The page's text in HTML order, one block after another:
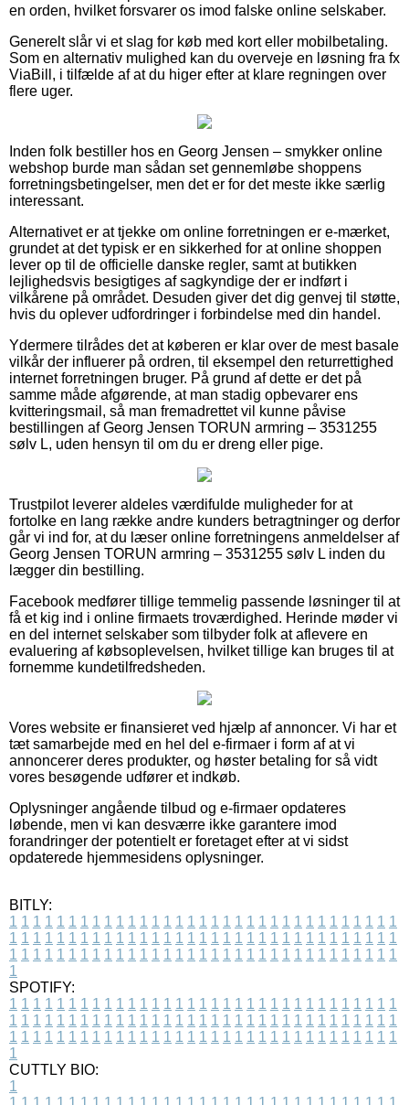
en orden, hvilket forsvarer os imod falske online selskaber.
Generelt slår vi et slag for køb med kort eller mobilbetaling.
Som en alternativ mulighed kan du overveje en løsning fra fx
ViaBill, i tilfælde af at du higer efter at klare regningen over
flere uger.
Inden folk bestiller hos en Georg Jensen – smykker online
webshop burde man sådan set gennemløbe shoppens
forretningsbetingelser, men det er for det meste ikke særlig
interessant.
Alternativet er at tjekke om online forretningen er e-mærket,
grundet at det typisk er en sikkerhed for at online shoppen
lever op til de officielle danske regler, samt at butikken
lejlighedsvis besigtiges af sagkyndige der er indført i
vilkårene på området. Desuden giver det dig genvej til støtte,
hvis du oplever udfordringer i forbindelse med din handel.
Ydermere tilrådes det at køberen er klar over de mest basale
vilkår der influerer på ordren, til eksempel den returrettighed
internet forretningen bruger. På grund af dette er det på
samme måde afgørende, at man stadig opbevarer ens
kvitteringsmail, så man fremadrettet vil kunne påvise
bestillingen af Georg Jensen TORUN armring – 3531255
sølv L, uden hensyn til om du er dreng eller pige.
Trustpilot leverer aldeles værdifulde muligheder for at
fortolke en lang række andre kunders betragtninger og derfor
går vi ind for, at du læser online forretningens anmeldelser af
Georg Jensen TORUN armring – 3531255 sølv L inden du
lægger din bestilling.
Facebook medfører tillige temmelig passende løsninger til at
få et kig ind i online firmaets troværdighed. Herinde møder vi
en del internet selskaber som tilbyder folk at aflevere en
evaluering af købsoplevelsen, hvilket tillige kan bruges til at
fornemme kundetilfredsheden.
Vores website er finansieret ved hjælp af annoncer. Vi har et
tæt samarbejde med en hel del e-firmaer i form af at vi
annoncerer deres produkter, og høster betaling for så vidt
vores besøgende udfører et indkøb.
Oplysninger angående tilbud og e-firmaer opdateres
løbende, men vi kan desværre ikke garantere imod
forandringer der potentielt er foretaget efter at vi sidst
opdaterede hjemmesidens oplysninger.
BITLY:
1 1 1 1 1 1 1 1 1 1 1 1 1 1 1 1 1 1 1 1 1 1 1 1 1 1 1 1 1 1 1 1 1
1 1 1 1 1 1 1 1 1 1 1 1 1 1 1 1 1 1 1 1 1 1 1 1 1 1 1 1 1 1 1 1 1
1 1 1 1 1 1 1 1 1 1 1 1 1 1 1 1 1 1 1 1 1 1 1 1 1 1 1 1 1 1 1 1 1
1
SPOTIFY:
1 1 1 1 1 1 1 1 1 1 1 1 1 1 1 1 1 1 1 1 1 1 1 1 1 1 1 1 1 1 1 1 1
1 1 1 1 1 1 1 1 1 1 1 1 1 1 1 1 1 1 1 1 1 1 1 1 1 1 1 1 1 1 1 1 1
1 1 1 1 1 1 1 1 1 1 1 1 1 1 1 1 1 1 1 1 1 1 1 1 1 1 1 1 1 1 1 1 1
1
CUTTLY BIO:
1